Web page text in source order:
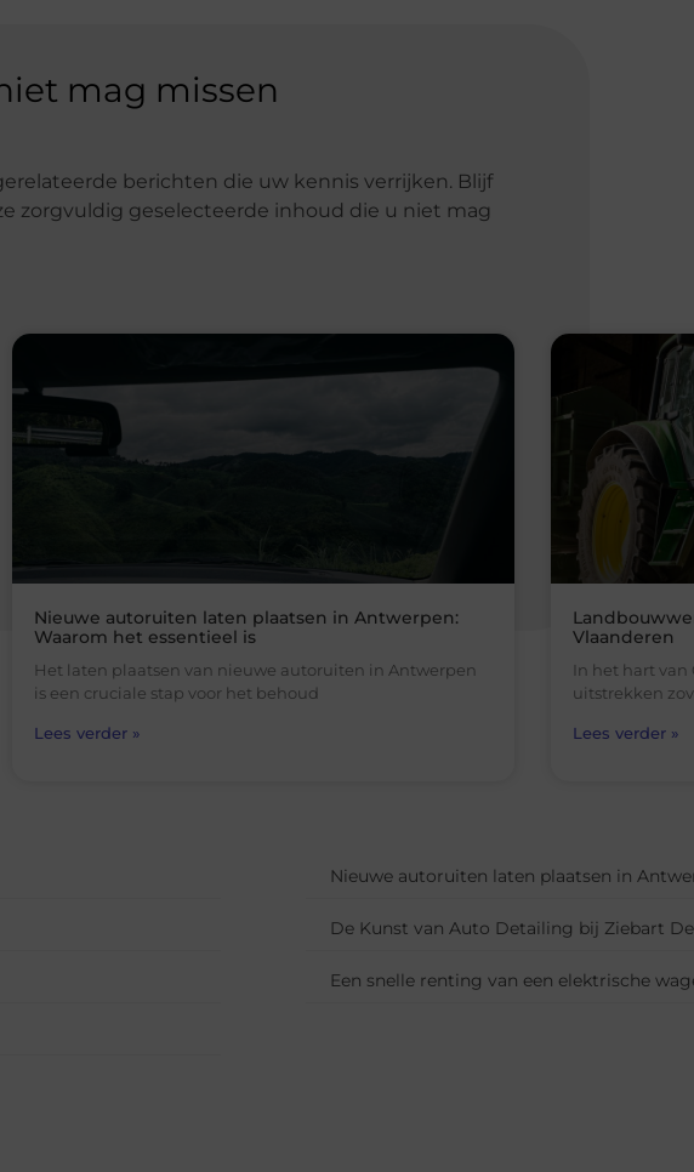
mag missen
berichten die uw kennis verrijken. Blijf
zorgvuldig geselecteerde inhoud die u niet mag
Nieuwe autoruiten laten plaatsen in Antwerpen:
Waarom het essentieel is
Het laten plaatsen van nieuwe autoruiten in Antwerpen
is een cruciale stap voor het behoud
Lees verder »
Vlaanderen
In het hart
uitstrekken
Lees verder »
Nieuwe autoruiten laten plaatsen in
De Kunst van Auto Detailing bij Ziebart
Een snelle renting van een elektrische